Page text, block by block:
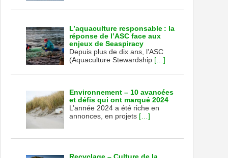
L’aquaculture responsable : la
réponse de l’ASC face aux
enjeux de Seaspiracy
Depuis plus de dix ans, l’ASC
(Aquaculture Stewardship […]
Environnement – 10 avancées
et défis qui ont marqué 2024
L’année 2024 a été riche en
annonces, en projets […]